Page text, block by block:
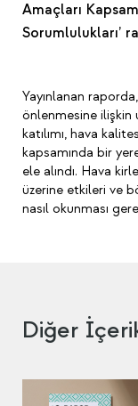
Amaçları
Sorumlulukları’
Yayınlanan
önlenmesine
katılımı, hava
kapsamında bir
ele alındı. Hava
üzerine etkileri ve
nasıl okunması
Diğer